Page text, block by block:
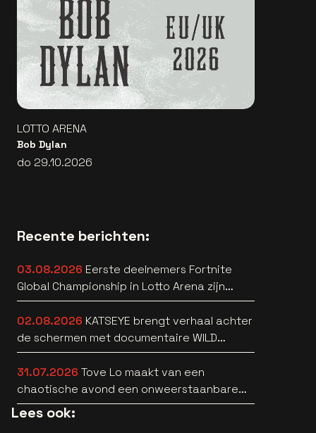
LOTTO ARENA
Bob Dylan
do 29.10.2026
Recente berichten:
03.08.2026 Eerste deelnemers Fortnite
Global Championship in Lotto Arena zijn
bekend
02.08.2026 KATSEYE brengt verhaal achter
de schermen met documentaire WILD
HEARTS [trailer]
31.07.2026 Tove Lo maakt van een
chaotische avond een onweerstaanbare
popsong
Lees ook: